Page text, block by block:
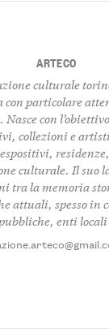
ARTECO
culturale
con particolare
. Nasce con
, collezionie
culturale. Il suo
tra lamemoria
attuali, spesso in
enti locali